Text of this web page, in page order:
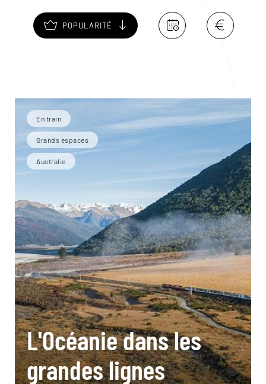
POPULARITÉ
En train
Grands espaces
Australie
L'Océanie dans les
grandes lignes